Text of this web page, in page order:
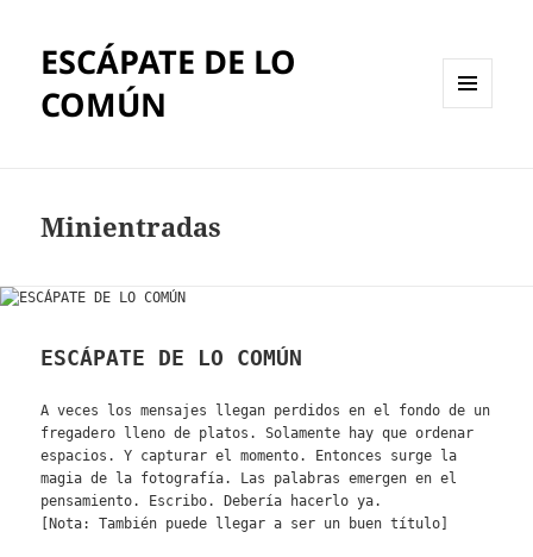
ESCÁPATE DE LO
COMÚN
Minientradas
ESCÁPATE DE LO COMÚN
A veces los mensajes llegan perdidos en el fondo de un
fregadero lleno de platos. Solamente hay que ordenar
espacios. Y capturar el momento. Entonces surge la
magia de la fotografía. Las palabras emergen en el
pensamiento. Escribo. Debería hacerlo ya.
[Nota: También puede llegar a ser un buen título]